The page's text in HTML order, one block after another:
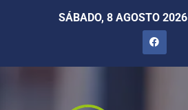
SÁBADO, 8 AGOSTO 2026